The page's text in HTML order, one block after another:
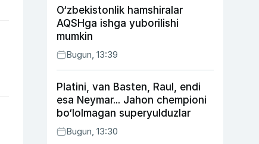
O‘zbekistonlik hamshiralar
AQSHga ishga yuborilishi
mumkin
Bugun, 13:39
Platini, van Basten, Raul, endi
esa Neymar... Jahon chempioni
bo‘lolmagan superyulduzlar
Bugun, 13:30